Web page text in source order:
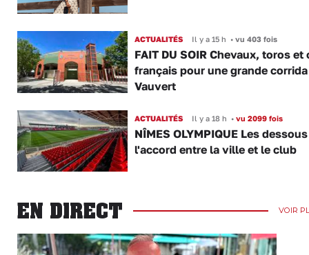
ACTUALITÉS Il y a 15 h •vu 403 fois
FAIT DU SOIR Chevaux, toros et
français pour une grande corrida
Vauvert
ACTUALITÉS Il y a 18 h •vu 2099 fois
NÎMES OLYMPIQUE Les
l'accord entre la ville et le club
EN DIRECT VOIR